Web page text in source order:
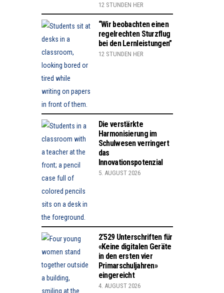
12 STUNDEN HER
“Wir beobachten einen
regelrechten Sturzflug
bei den Lernleistungen”
12 STUNDEN HER
Die verstärkte
Harmonisierung im
Schulwesen verringert
das
Innovationspotenzial
5. AUGUST 2026
2’529 Unterschriften für
«Keine digitalen Geräte
in den ersten vier
Primarschuljahren»
eingereicht
4. AUGUST 2026